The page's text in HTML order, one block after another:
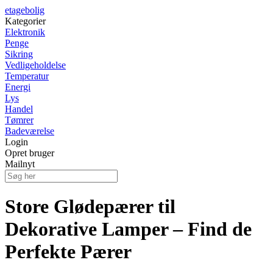
etagebolig
Kategorier
Elektronik
Penge
Sikring
Vedligeholdelse
Temperatur
Energi
Lys
Handel
Tømrer
Badeværelse
Login
Opret bruger
Mailnyt
Store Glødepærer til
Dekorative Lamper – Find de
Perfekte Pærer